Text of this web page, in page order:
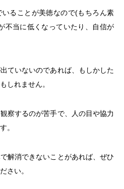
ることが美徳なので(もちろん素
不当に低くなっていたり、自信が
ていないのであれば、もしかした
しれません。
察するのが苦手で、人の目や協力
。
解消できないことがあれば、ぜひ
さい。